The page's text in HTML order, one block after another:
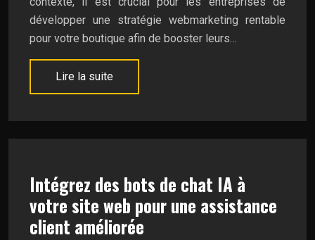
développer une stratégie webmarketing rentable
pour votre boutique afin de booster leurs…
Lire la suite
Intégrez des bots de chat IA à
votre site web pour une assistance
client améliorée